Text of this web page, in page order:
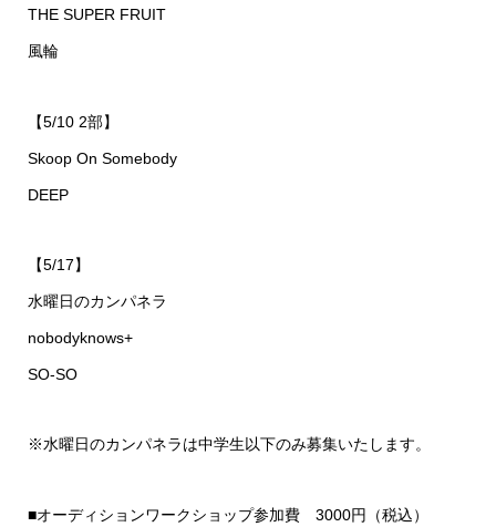
THE SUPER FRUIT
風輪
【5/10 2部】
Skoop On Somebody
DEEP
【5/17】
水曜日のカンパネラ
nobodyknows+
SO-SO
※水曜日のカンパネラは中学生以下のみ募集いたします。
■オーディションワークショップ参加費 3000円（税込）